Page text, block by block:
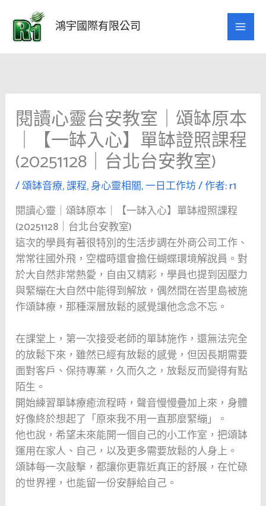
要
鴻宇國際有限公司
閱讀心靈台安教室｜頌缽原本
｜【一缽入心】單缽證照課程
(20251128｜台北台安教室)
/頌缽音療,課程,身心靈相關,一日工作坊/ 作者:r1
閱讀心靈｜頌缽原本｜【一缽入心】單缽證照課程
(20251128｜台北台安教室)
這次的學員有著很特別的生活步調在外商公司工作、
常常往國外飛，空檔時還會擔任蝴蝶環境解說員。對
於大自然非常熱愛，自由又精彩，學員也提到因壓力
與緊繃在大自然中能得到解放，偶然間在峇里島被施
作頌缽療，那種深層放鬆的感覺讓他念念不忘。
在課堂上，第一次接受老師的單缽施作，還無法完全
的放鬆下來，雖然已經有放鬆的感覺，但因長期需要
面對客戶、保持專業，久而久之，放鬆反而變得有點
陌生。
開始練習單缽療癒流程時，聲音慢慢疊加上來，身體
好像終於想起了「原來我不用一直那麼緊繃」。
他也說，希望未來能開一個自己的小工作室，把頌缽
運用在家人、自己，以及更多需要放鬆的人身上。
頌缽每一次敲擊，都讓你更靠近真正的舒展，在忙碌
的世界裡，也能留一份安靜給自己。